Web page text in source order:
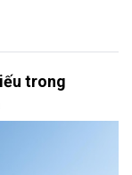
trong